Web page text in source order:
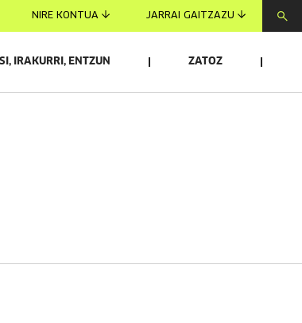
NIRE KONTUA JARRAI GAITZAZU
IRAKURRI, ENTZUN ZATOZ